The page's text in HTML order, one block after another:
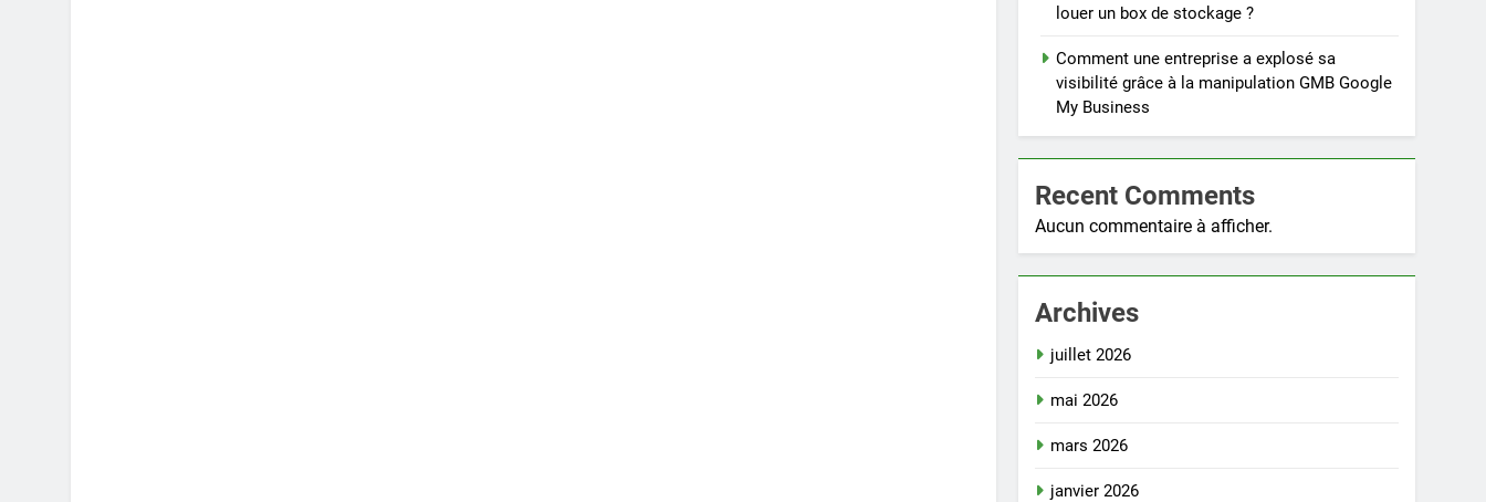
louer un box de stockage ?
Comment une entreprise a explosé sa
visibilité grâce à la manipulation GMB Google
My Business
Recent Comments
Aucun commentaire à afficher.
Archives
juillet 2026
mai 2026
mars 2026
janvier 2026